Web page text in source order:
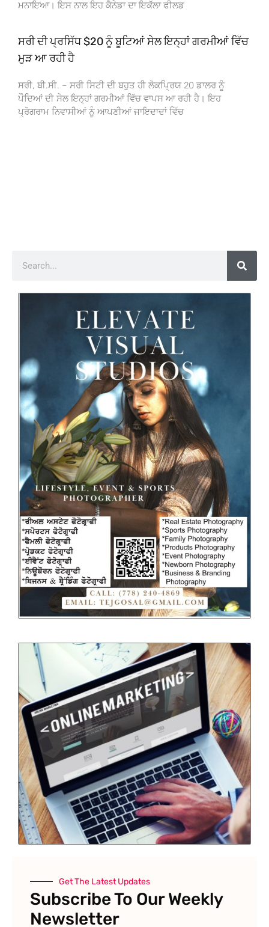
ਮਨਾਇਆ। ਇਸ ਨਾਲ ਇਹ ਕੈਨੇਡਾ ਦਾ ਇਕੱਲਾ ਫੀਲਡ
ਸਰੀ ਦੀ ਪ੍ਰਸਿੱਧ $20 ਨੂੰ ਬੂਟਿਆਂ ਸੇਲ ਇਨ੍ਹਾਂ ਗਰਮੀਆਂ ਵਿੱਚ
ਮੁੜ ਆ ਰਹੀ ਹੈ
ਸਰੀ, ਬੀ.ਸੀ. – ਸਰੀ ਸਿਟੀ ਦੀ ਬਹੁਤ ਹੀ ਲੋਕਪ੍ਰਿਯ 20 ਡਾਲਰ ਨੂੰ
ਪੌਦਿਆਂ ਦੀ ਸੇਲ ਇਨ੍ਹਾਂ ਗਰਮੀਆਂ ਵਿੱਚ ਵਾਪਸ ਆ ਰਹੀ ਹੈ। ਇਹ
ਪ੍ਰੋਗਰਾਮ ਨਿਵਾਸੀਆਂ ਨੂੰ ਆਪਣੀਆਂ ਜਾਇਦਾਦਾਂ ਵਿੱਚ
Get The Latest Updates
Subscribe To Our Weekly
Newsletter